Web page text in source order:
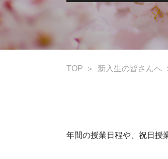
TOP 新入生の皆さんへ
年間の授業日程や、祝日授